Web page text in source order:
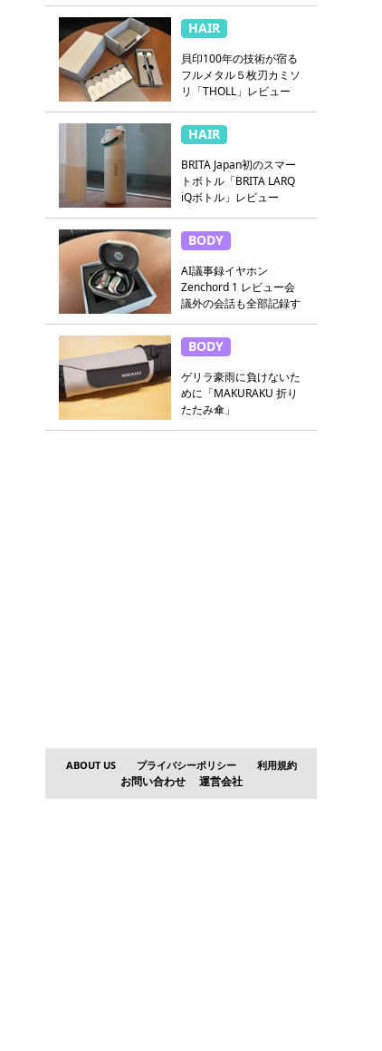
HAIR
貝印100年の技術が宿る
フルメタル５枚刃カミソ
リ「THOLL」レビュー
HAIR
BRITA Japan初のスマー
トボトル「BRITA LARQ
iQボトル」レビュー
BODY
AI議事録イヤホン
Zenchord 1 レビュー会
議外の会話も全部記録す
BODY
ゲリラ豪雨に負けないた
めに「MAKURAKU 折り
たたみ傘」
ABOUT US プライバシーポリシー 利用規約
お問い合わせ 運営会社